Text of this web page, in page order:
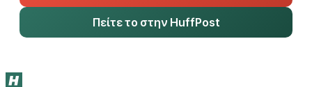
Πείτε το στην HuffPost